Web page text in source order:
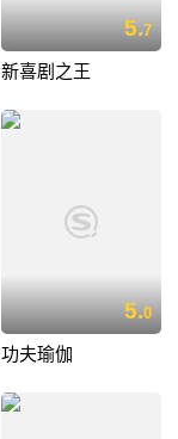
5.7
新喜剧之王
5.0
功夫瑜伽